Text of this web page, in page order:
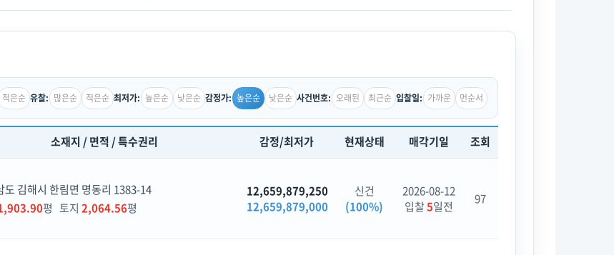
적은순 유찰: 많은순 적은순 최저가: 높은순 낮은순 감정가: 높은순 낮은순 사건번호: 오래된 최근순 입찰일: 가까운 먼순서
소재지 / 면적 / 특수권리 감정/최저가 현재상태 매각기일 조회
도 김해시 한림면 명동리 1383-14
평 토지 2,064.56평
12,659,879,250
12,659,879,000
신건
(100%)
2026-08-12
입찰5일전 97